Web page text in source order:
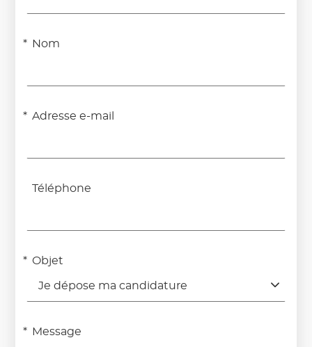
Nom
Adresse e-mail
Téléphone
Objet
Je dépose ma candidature
Message